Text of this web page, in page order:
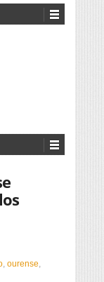
, ourense,